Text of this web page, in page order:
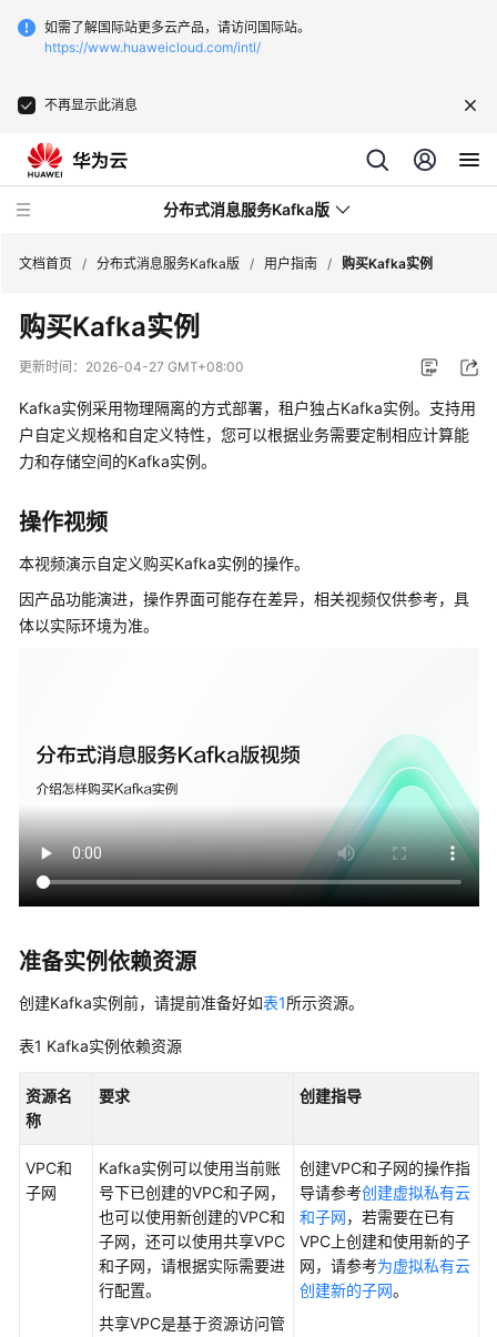
如需了解国际站更多云产品，请访问国际站。
https://www.huaweicloud.com/intl/
不再显示此消息
分布式消息服务Kafka版
最
新
态
服
公
告
品
介
说
明
快
速
入
门
用
指
业
用
文档首页 / 分布式消息服务Kafka版 / 用户指南 / 购买Kafka实例
购买Kafka实例
更新时间： 2026-04-27 GMT+08:00
Kafka实例采用物理隔离的方式部署，租户独占Kafka实例。支持用
户自定义规格和自定义特性，您可以根据业务需要定制相应计算能
力和存储空间的Kafka实例。
操作视频
本视频演示自定义购买Kafka实例的操作。
因产品功能演进，操作界面可能存在差异，相关视频仅供参考，具
体以实际环境为准。
准备实例依赖资源
创建Kafka实例前，请提前准备好如表1所示资源。
表1 Kafka实例依赖资源
资源名
称
要求 创建指导
VPC和
子网
Kafka实例可以使用当前账
号下已创建的VPC和子网，
也可以使用新创建的VPC和
子网，还可以使用共享VPC
和子网，请根据实际需要进
行配置。
共享VPC是基于资源访问管
创建VPC和子网的操作指
导请参考创建虚拟私有云
和子网，若需要在已有
VPC上创建和使用新的子
网，请参考为虚拟私有云
创建新的子网。